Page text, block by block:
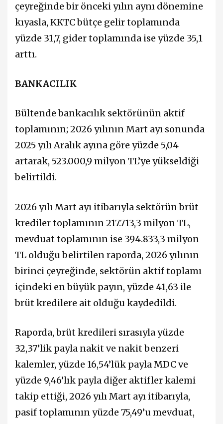
çeyreğinde bir önceki yılın aynı dönemine
kıyasla, KKTC bütçe gelir toplamında
yüzde 31,7, gider toplamında ise yüzde 35,1
arttı.
BANKACILIK
Bültende bankacılık sektörünün aktif
toplamının; 2026 yılının Mart ayı sonunda
2025 yılı Aralık ayına göre yüzde 5,04
artarak, 523.000,9 milyon TL’ye yükseldiği
belirtildi.
2026 yılı Mart ayı itibarıyla sektörün brüt
krediler toplamının 217.713,3 milyon TL,
mevduat toplamının ise 394.833,3 milyon
TL olduğu belirtilen raporda, 2026 yılının
birinci çeyreğinde, sektörün aktif toplamı
içindeki en büyük payın, yüzde 41,63 ile
brüt kredilere ait olduğu kaydedildi.
Raporda, brüt kredileri sırasıyla yüzde
32,37’lik payla nakit ve nakit benzeri
kalemler, yüzde 16,54’lük payla MDC ve
yüzde 9,46’lık payla diğer aktifler kalemi
takip ettiği, 2026 yılı Mart ayı itibarıyla,
pasif toplamının yüzde 75,49’u mevduat,